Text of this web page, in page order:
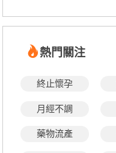
熱門關注
終止懷孕
月經不調
藥物流產